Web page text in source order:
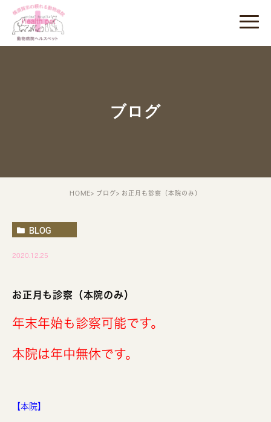
ブログ
HOME ブログ お正月も診察（本院のみ）
BLOG
2020.12.25
お正月も診察（本院のみ）
年末年始も診察可能です。
本院は年中無休です。
【本院】